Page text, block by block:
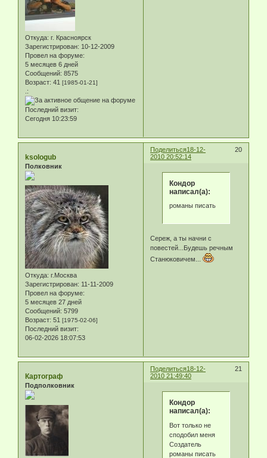
Откуда: г. Красноярск
Зарегистрирован: 10-12-2009
Провел на форуме:
5 месяцев 6 дней
Сообщений: 8575
Возраст: 41 [1985-01-21]
.:
Последний визит:
Сегодня 10:23:59
Поделиться 20
18-12-
2010 20:52:14
ksologub
Полковник
Откуда: г.Москва
Зарегистрирован: 11-11-2009
Провел на форуме:
5 месяцев 27 дней
Сообщений: 5799
Возраст: 51 [1975-02-06]
Последний визит:
06-02-2026 18:07:53
Кондор
написал(а):
романы писать
Сереж, а ты начни с
повестей...Будешь речным
Станюковичем...
Поделиться 21
18-12-
2010 21:49:40
Картограф
Подполковник
Кондор
написал(а):
Вот только не
сподобил меня
Создатель
романы писать